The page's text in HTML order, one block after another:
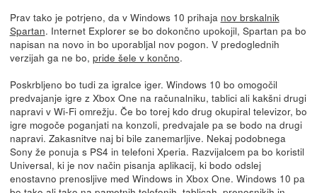
Prav tako je potrjeno, da v Windows 10 prihaja nov brskalnik
Spartan. Internet Explorer se bo dokončno upokojil, Spartan pa bo
napisan na novo in bo uporabljal nov pogon. V predoglednih
verzijah ga ne bo, pride šele v končno.
Poskrbljeno bo tudi za igralce iger. Windows 10 bo omogočil
predvajanje igre z Xbox One na računalniku, tablici ali kakšni drugi
napravi v Wi-Fi omrežju. Če bo torej kdo drug okupiral televizor, bo
igre mogoče poganjati na konzoli, predvajale pa se bodo na drugi
napravi. Zakasnitve naj bi bile zanemarljive. Nekaj podobnega
Sony že ponuja s PS4 in telefoni Xperia. Razvijalcem pa bo koristil
Universal, ki je nov način pisanja aplikacij, ki bodo odslej
enostavno prenosljive med Windows in Xbox One. Windows 10 pa